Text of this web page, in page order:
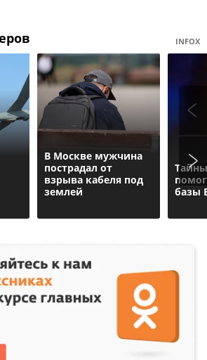
INFOX
В Москве мужчина
пострадал от
взрыва кабеля под
землей
базы